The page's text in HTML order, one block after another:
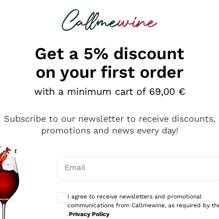
looking for
è male ma secondo me ci sono alternative che
Get a 5% discount
on your first order
with a minimum cart of 69,00 €
Subscribe to our newsletter to receive discounts,
promotions and news every day!
Email
I agree to receive newsletters and promotional
communications from Callmewine, as required by
.Privacy Policy